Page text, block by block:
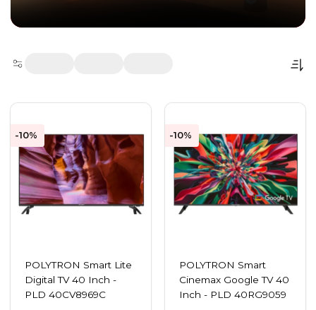
-10%
POLYTRON Smart Lite
Digital TV 40 Inch -
PLD 40CV8969C
-10%
POLYTRON Smart
Cinemax Google TV 40
Inch - PLD 40RG9059